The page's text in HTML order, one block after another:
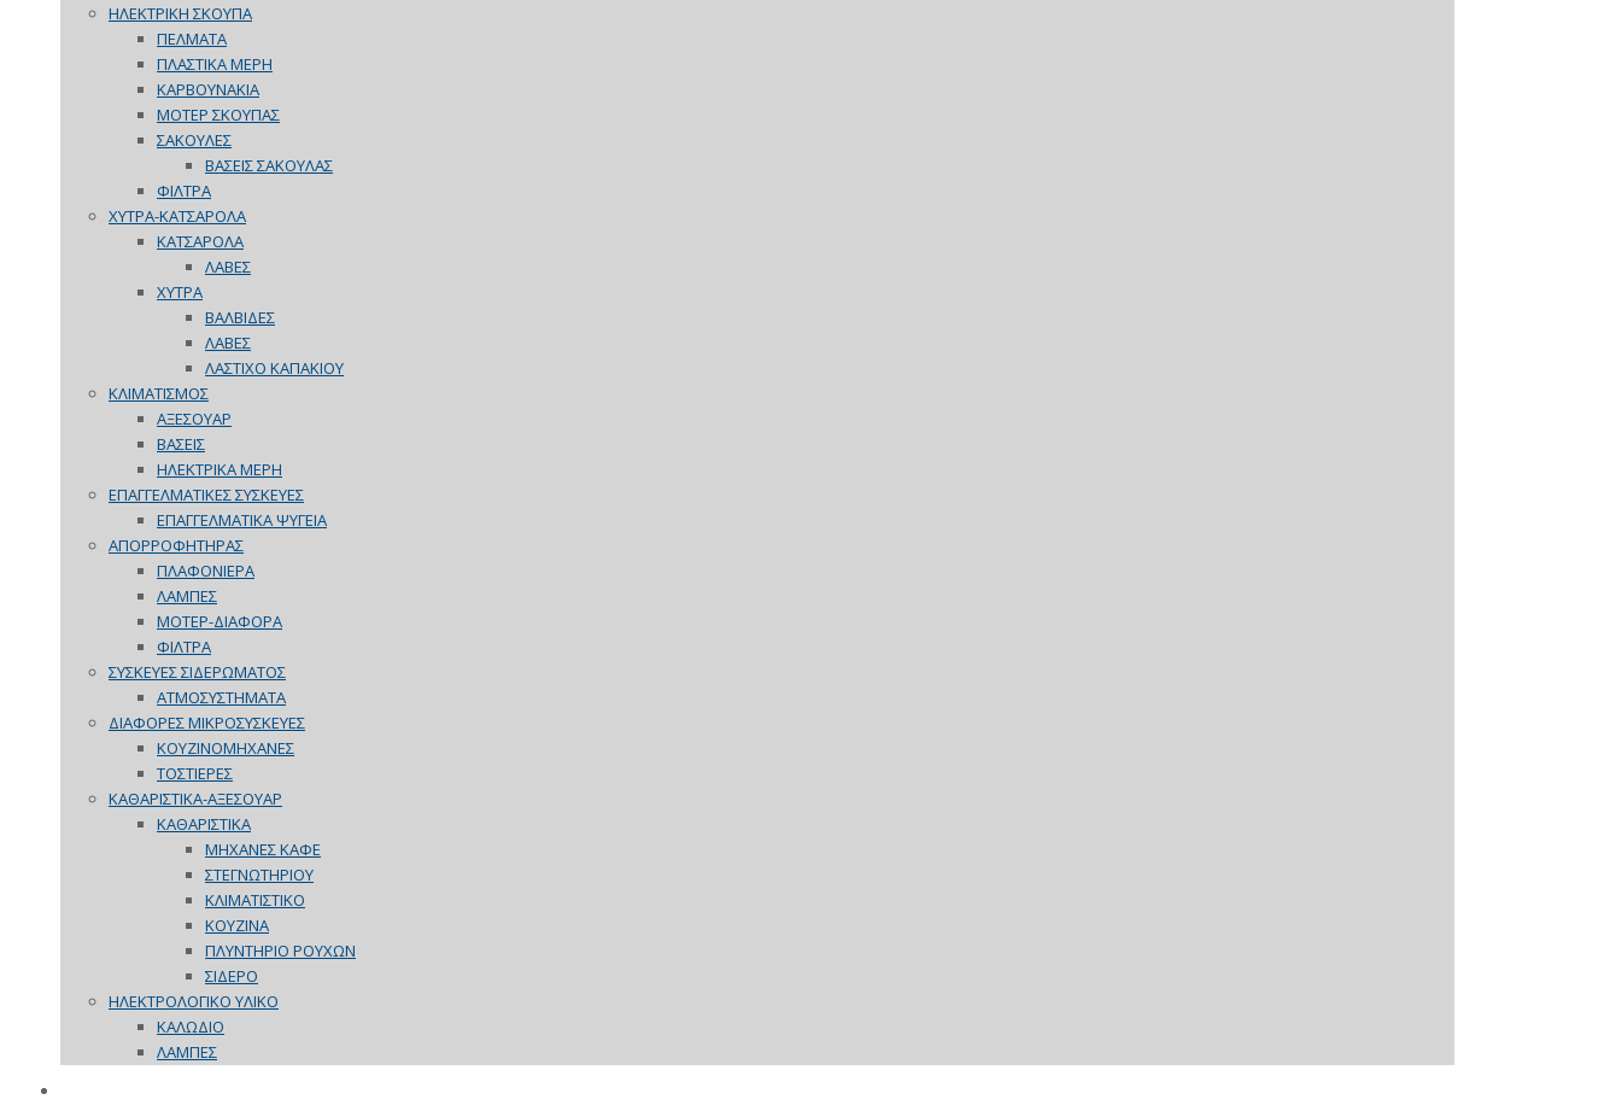
ΗΛΕΚΤΡΙΚΗ ΣΚΟΥΠΑ
ΠΕΛΜΑΤΑ
ΠΛΑΣΤΙΚΑ ΜΕΡΗ
ΚΑΡΒΟΥΝΑΚΙΑ
ΜΟΤΕΡ ΣΚΟΥΠΑΣ
ΣΑΚΟΥΛΕΣ
ΒΑΣΕΙΣ ΣΑΚΟΥΛΑΣ
ΦΙΛΤΡΑ
ΧΥΤΡΑ-ΚΑΤΣΑΡΟΛΑ
ΚΑΤΣΑΡΟΛΑ
ΛΑΒΕΣ
ΧΥΤΡΑ
ΒΑΛΒΙΔΕΣ
ΛΑΒΕΣ
ΛΑΣΤΙΧΟ ΚΑΠΑΚΙΟΥ
ΚΛΙΜΑΤΙΣΜΟΣ
ΑΞΕΣΟΥΑΡ
ΒΑΣΕΙΣ
ΗΛΕΚΤΡΙΚΑ ΜΕΡΗ
ΕΠΑΓΓΕΛΜΑΤΙΚΕΣ ΣΥΣΚΕΥΕΣ
ΕΠΑΓΓΕΛΜΑΤΙΚΑ ΨΥΓΕΙΑ
ΑΠΟΡΡΟΦΗΤΗΡΑΣ
ΠΛΑΦΟΝΙΕΡΑ
ΛΑΜΠΕΣ
ΜΟΤΕΡ-ΔΙΑΦΟΡΑ
ΦΙΛΤΡΑ
ΣΥΣΚΕΥΕΣ ΣΙΔΕΡΩΜΑΤΟΣ
ΑΤΜΟΣΥΣΤΗΜΑΤΑ
ΔΙΑΦΟΡΕΣ ΜΙΚΡΟΣΥΣΚΕΥΕΣ
ΚΟΥΖΙΝΟΜΗΧΑΝΕΣ
ΤΟΣΤΙΕΡΕΣ
ΚΑΘΑΡΙΣΤΙΚΑ-ΑΞΕΣΟΥΑΡ
ΚΑΘΑΡΙΣΤΙΚΑ
ΜΗΧΑΝΕΣ ΚΑΦΕ
ΣΤΕΓΝΩΤΗΡΙΟΥ
ΚΛΙΜΑΤΙΣΤΙΚΟ
ΚΟΥΖΙΝΑ
ΠΛΥΝΤΗΡΙΟ ΡΟΥΧΩΝ
ΣΙΔΕΡΟ
ΗΛΕΚΤΡΟΛΟΓΙΚΟ ΥΛΙΚΟ
ΚΑΛΩΔΙΟ
ΛΑΜΠΕΣ